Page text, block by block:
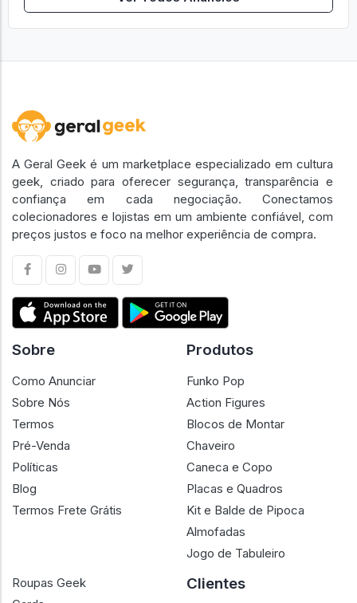
A Geral Geek é um marketplace especializado em cultura
geek, criado para oferecer segurança, transparência e
confiança em cada negociação. Conectamos
colecionadores e lojistas em um ambiente confiável, com
preços justos e foco na melhor experiência de compra.
Sobre
Como Anunciar
Sobre Nós
Termos
Pré-Venda
Políticas
Produtos
Funko Pop
Action Figures
Blocos de Montar
Chaveiro
Caneca e Copo
Placas e Quadros
Kit e Balde de Pipoca
Jogo de Tabuleiro